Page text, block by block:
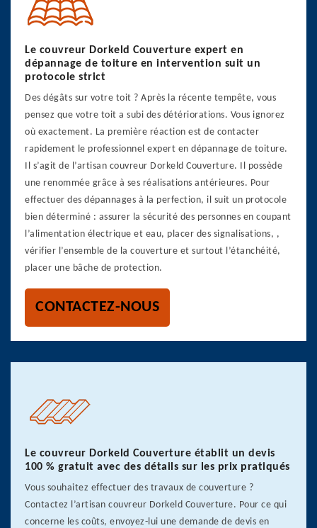
Le couvreur Dorkeld Couverture expert en
dépannage de toiture en intervention suit un
protocole strict
Des dégâts sur votre toit ? Après la récente tempête, vous
pensez que votre toit a subi des détériorations. Vous ignorez
où exactement. La première réaction est de contacter
rapidement le professionnel expert en dépannage de toiture.
Il s’agit de l’artisan couvreur Dorkeld Couverture. Il possède
une renommée grâce à ses réalisations antérieures. Pour
effectuer des dépannages à la perfection, il suit un protocole
bien déterminé : assurer la sécurité des personnes en coupant
l’alimentation électrique et eau, placer des signalisations, ,
vérifier l’ensemble de la couverture et surtout l’étanchéité,
placer une bâche de protection.
CONTACTEZ-NOUS
Le couvreur Dorkeld Couverture établit un devis
100 % gratuit avec des détails sur les prix pratiqués
Vous souhaitez effectuer des travaux de couverture ?
Contactez l’artisan couvreur Dorkeld Couverture. Pour ce qui
concerne les coûts, envoyez-lui une demande de devis en